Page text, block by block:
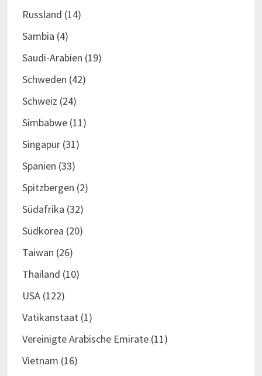
Russland (14)
Sambia (4)
Saudi-Arabien (19)
Schweden (42)
Schweiz (24)
Simbabwe(11)
Singapur(31)
Spanien (33)
Spitzbergen (2)
Südafrika (32)
Südkorea (20)
Taiwan (26)
Thailand (10)
USA(122)
Vatikanstaat(1)
Vereinigte Arabische Emirate(11)
Vietnam (16)